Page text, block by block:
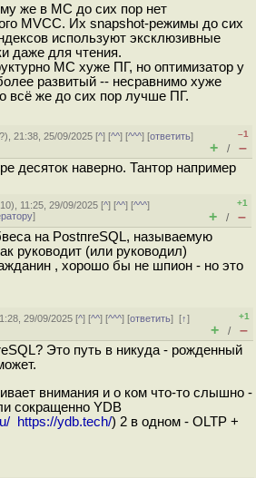
же в МС до сих пор нет
MVCC. Их snapshot-режимы до сих
используют эксклюзивные
даже для чтения.
МС хуже ПГ, но оптимизатор у
развитый -- несравнимо хуже
всё же до сих пор лучше ПГ.
?), 21:38, 25/09/2025 [^] [^^] [^^^] [ответить]
–1
+ / –
десяток наверно. Тантор например
), 11:25, 29/09/2025 [^] [^^] [^^^]
]
+1
+ / –
на PostпreSQL, называемую
руководит (или руководил)
, хорошо бы не шпион - но это
29/09/2025 [^] [^^] [^^^] [ответить][↑]
+1
+ / –
Это путь в никуда - рожденный
внимания и о ком что-то слышно -
сокращенно YDB
https://ydb.tech/) 2 в одном - OLTP +